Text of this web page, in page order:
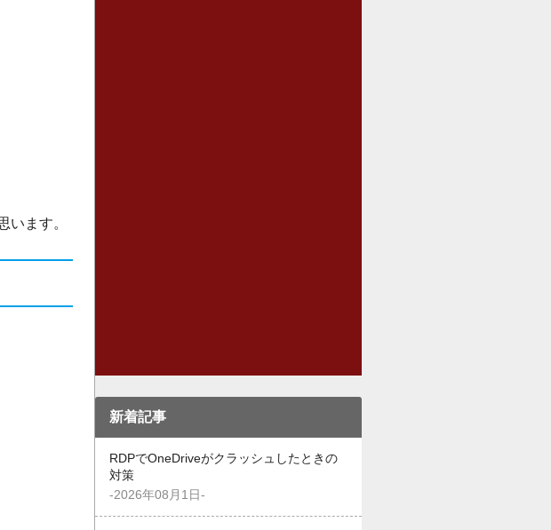
います。
新着記事
RDPでOneDriveがクラッシュしたときの
対策
-2026年08月1日-